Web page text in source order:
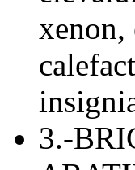
xenon,
3.-